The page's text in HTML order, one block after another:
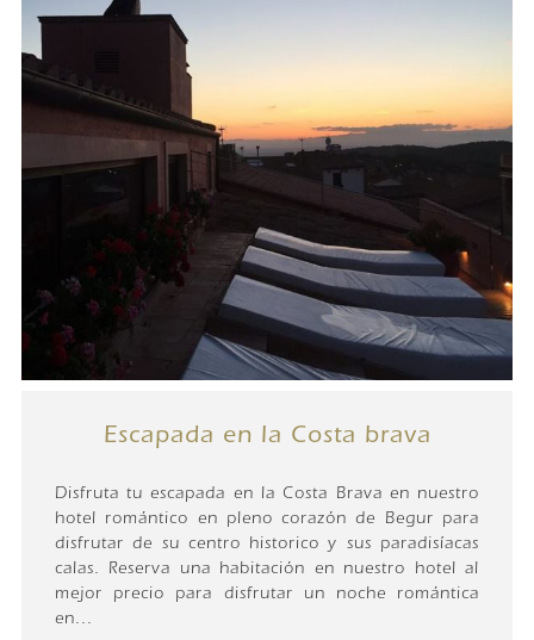
Escapada en la Costa brava
Disfruta tu escapada en la Costa Brava en nuestro
hotel romántico en pleno corazón de Begur para
disfrutar de su centro historico y sus paradisíacas
calas. Reserva una habitación en nuestro hotel al
mejor precio para disfrutar un noche romántica
en...